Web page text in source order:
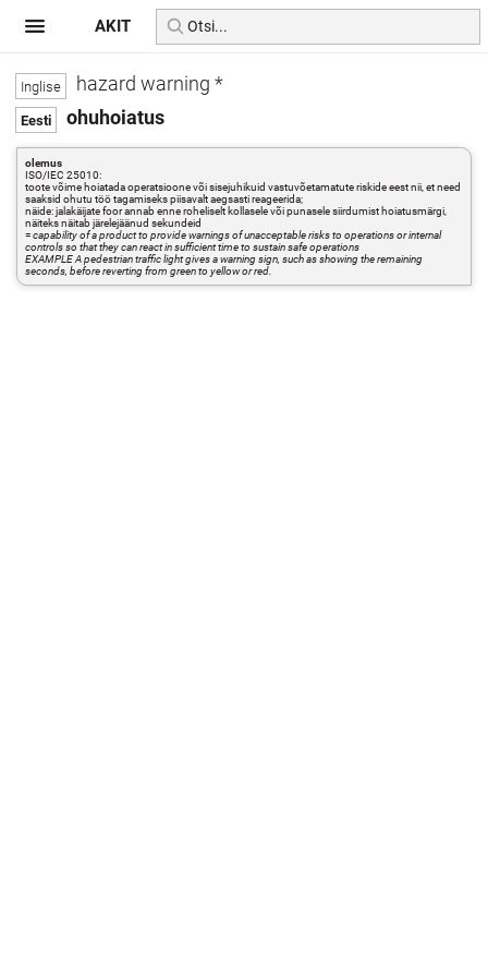
hazard warning *
ohuhoiatus
olemus
ISO/IEC 25010:
toote võime hoiatada operatsioone või sisejuhikuid vastuvõetamatute riskide eest nii, et need
saaksid ohutu töö tagamiseks piisavalt aegsasti reageerida;
näide: jalakäijate foor annab enne roheliselt kollasele või punasele siirdumist hoiatusmärgi,
näiteks näitab järelejäänud sekundeid
=capability of a product to provide warnings of unacceptable risks to operations or internal
controls so that they can react in sufficient time to sustain safe operations
EXAMPLE A pedestrian traffic light gives a warning sign, such as showing the remaining
seconds, before reverting from green to yellow or red.
AKIT